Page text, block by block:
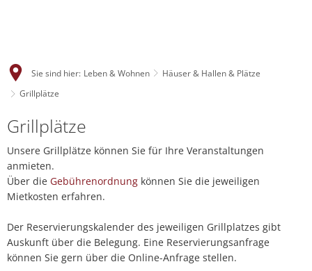
Sie sind hier: Leben & Wohnen
Häuser & Hallen & Plätze
Grillplätze
Grillplätze
Unsere Grillplätze können Sie für Ihre Veranstaltungen
anmieten.
Über die Gebührenordnung können Sie die jeweiligen
Mietkosten erfahren.
Der Reservierungskalender des jeweiligen Grillplatzes gibt
Auskunft über die Belegung. Eine Reservierungsanfrage
können Sie gern über die Online-Anfrage stellen.